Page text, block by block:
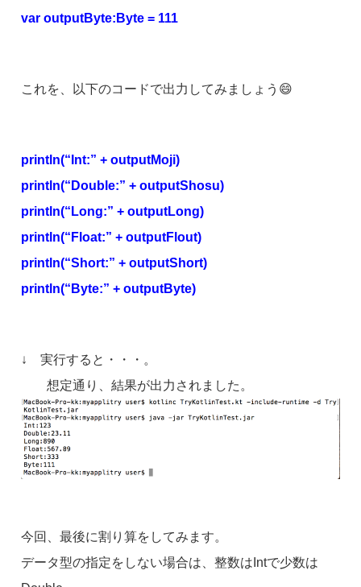
var outputByte:Byte = 111
これを、以下のコードで出力してみましょう😄
println(“Int:” + outputMoji)
println(“Double:” + outputShosu)
println(“Long:” + outputLong)
println(“Float:” + outputFlout)
println(“Short:” + outputShort)
println(“Byte:” + outputByte)
↓ 実行すると・・・。
想定通り、結果が出力されました。
今回、最後に割り算をしてみます。
データ型の指定をしない場合は、整数はIntで少数は